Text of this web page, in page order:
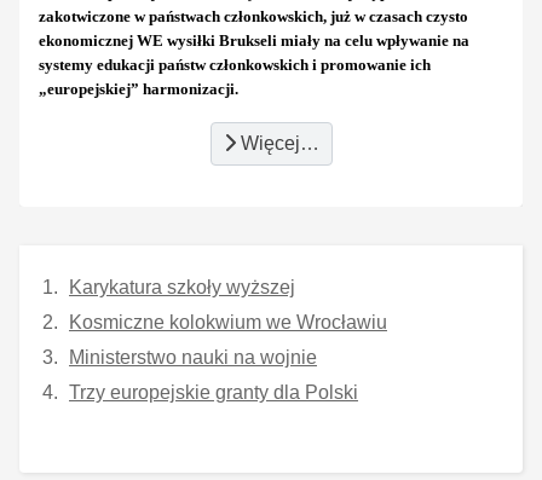
zakotwiczone w państwach członkowskich, już w czasach czysto
ekonomicznej WE wysiłki Brukseli miały na celu wpływanie na
systemy edukacji państw członkowskich i promowanie ich
„europejskiej” harmonizacji.
Więcej…
Karykatura szkoły wyższej
Kosmiczne kolokwium we Wrocławiu
Ministerstwo nauki na wojnie
Trzy europejskie granty dla Polski